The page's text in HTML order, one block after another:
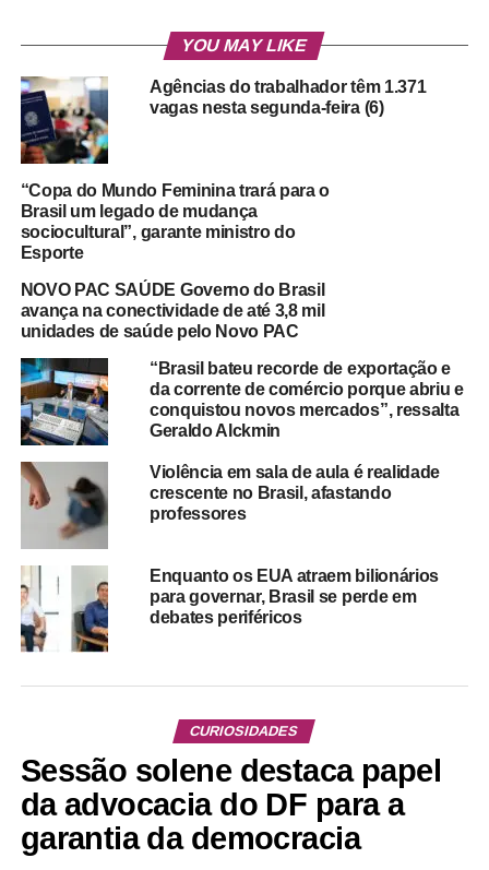
YOU MAY LIKE
Agências do trabalhador têm 1.371
vagas nesta segunda-feira (6)
“Copa do Mundo Feminina trará para o
Brasil um legado de mudança
sociocultural”, garante ministro do
Esporte
NOVO PAC SAÚDE Governo do Brasil
avança na conectividade de até 3,8 mil
unidades de saúde pelo Novo PAC
“Brasil bateu recorde de exportação e
da corrente de comércio porque abriu e
conquistou novos mercados”, ressalta
Geraldo Alckmin
Violência em sala de aula é realidade
crescente no Brasil, afastando
professores
Enquanto os EUA atraem bilionários
para governar, Brasil se perde em
debates periféricos
CURIOSIDADES
Sessão solene destaca papel
da advocacia do DF para a
garantia da democracia